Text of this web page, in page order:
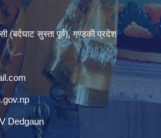
(बर्दघाट सुस्ता पूर्व), गण्डकी प्रदेश
Dedgaun